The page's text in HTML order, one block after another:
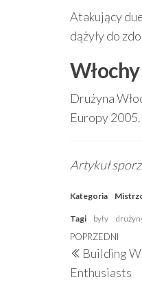
Atakujący
dążyły do
Włochy
Drużyna
Europy
Artykuł
Kategoria
Tagi były
wpisu
Poprzedni
wpis
POPRZEDNI
Building
Enthusiasts